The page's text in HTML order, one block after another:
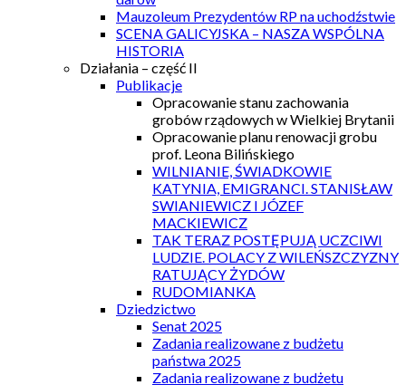
Mauzoleum Prezydentów RP na uchodźstwie
SCENA GALICYJSKA – NASZA WSPÓLNA
HISTORIA
Działania – część II
Publikacje
Opracowanie stanu zachowania
grobów rządowych w Wielkiej Brytanii
Opracowanie planu renowacji grobu
prof. Leona Bilińskiego
WILNIANIE, ŚWIADKOWIE
KATYNIA, EMIGRANCI. STANISŁAW
SWIANIEWICZ I JÓZEF
MACKIEWICZ
TAK TERAZ POSTĘPUJĄ UCZCIWI
LUDZIE. POLACY Z WILEŃSZCZYZNY
RATUJĄCY ŻYDÓW
RUDOMIANKA
Dziedzictwo
Senat 2025
Zadania realizowane z budżetu
państwa 2025
Zadania realizowane z budżetu